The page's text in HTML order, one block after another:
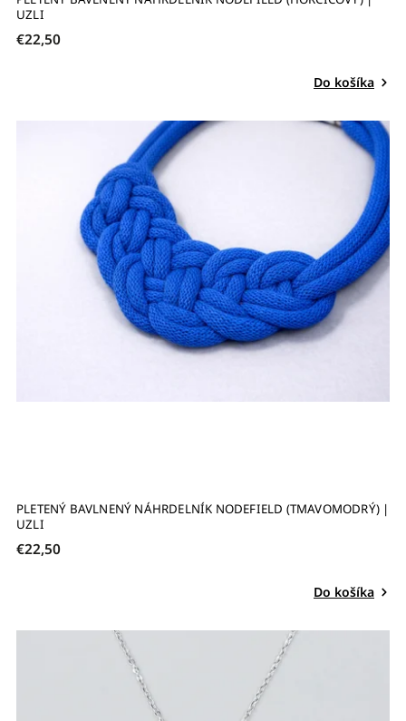
UZLI
€22,50
Do košíka
PLETENÝ BAVLNENÝ NÁHRDELNÍK NODEFIELD (TMAVOMODRÝ) |
UZLI
€22,50
Do košíka